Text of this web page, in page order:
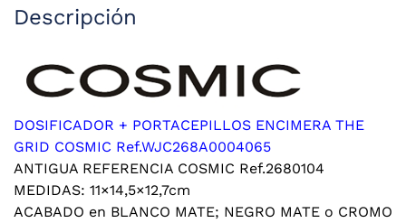
Descripción
DOSIFICADOR + PORTACEPILLOS ENCIMERA THE
GRID COSMIC Ref.WJC268A0004065
ANTIGUA REFERENCIA COSMIC Ref.2680104
MEDIDAS: 11×14,5×12,7cm
ACABADO en BLANCO MATE; NEGRO MATE o CROMO